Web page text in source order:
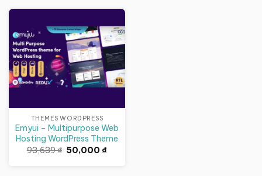
THEMES WORDPRESS
Emyui – Multipurpose Web
Hosting WordPress Theme
93,639₫ Giá
gốc
50,000₫Giá